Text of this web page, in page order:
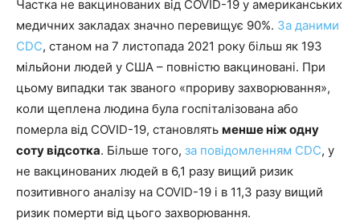
Частка не вакцинованих від COVID-19 у американських
медичних закладах значно перевищує 90%. За даними
CDC, станом на 7 листопада 2021 року більш як 193
мільйони людей у ​​США – повністю вакциновані. При
цьому випадки так званого «прориву захворювання»,
коли щеплена людина була госпіталізована або
померла від COVID-19, становлять менше ніж одну
соту відсотка. Більше того, за повідомленням CDC, у
не вакцинованих людей в 6,1 разу вищий ризик
позитивного аналізу на COVID-19 і в 11,3 разу вищий
ризик померти від цього захворювання.